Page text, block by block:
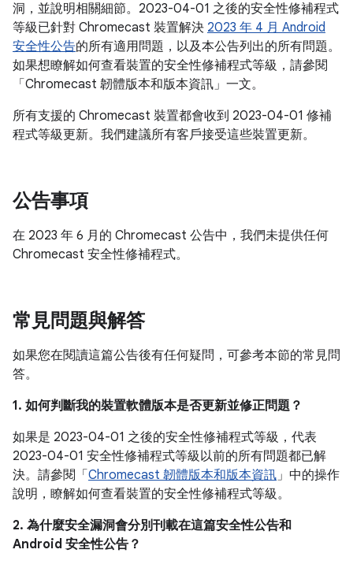
洞，並說明相關細節。2023-04-01 之後的安全性修補程式
等級已針對 Chromecast 裝置解決 2023 年 4 月 Android
安全性公告的所有適用問題，以及本公告列出的所有問題。
如果想瞭解如何查看裝置的安全性修補程式等級，請參閱
「Chromecast 韌體版本和版本資訊」一文。
所有支援的 Chromecast 裝置都會收到 2023-04-01 修補
程式等級更新。我們建議所有客戶接受這些裝置更新。
公告事項
在 2023 年 6 月的 Chromecast 公告中，我們未提供任何
Chromecast 安全性修補程式。
常見問題與解答
如果您在閱讀這篇公告後有任何疑問，可參考本節的常見問
答。
1. 如何判斷我的裝置軟體版本是否更新並修正問題？
如果是 2023-04-01 之後的安全性修補程式等級，代表
2023-04-01 安全性修補程式等級以前的所有問題都已解
決。請參閱「 Chromecast 韌體版本和版本資訊」中的操作
說明，瞭解如何查看裝置的安全性修補程式等級。
2. 為什麼安全漏洞會分別刊載在這篇安全性公告和
Android 安全性公告？